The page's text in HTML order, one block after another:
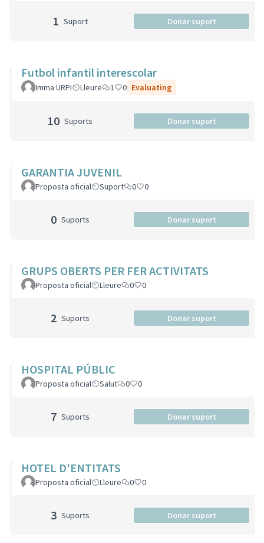
1 Suport Donar suport
Futbol infantil interescolar
Imma URPI Lleure 1 0 Evaluating
10 Suports Donar suport
GARANTIA JUVENIL
Proposta oficial Suport 0 0
0 Suports Donar suport
GRUPS OBERTS PER FER ACTIVITATS
Proposta oficial Lleure 0 0
2 Suports Donar suport
HOSPITAL PÚBLIC
Proposta oficial Salut 0 0
7 Suports Donar suport
HOTEL D'ENTITATS
Proposta oficial Lleure 0 0
3 Suports Donar suport